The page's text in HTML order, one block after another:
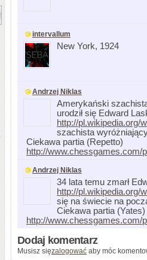
intervallum
New York, 1924
Andrzej Niklas
Amerykański
urodził się Edward
http://pl.wikipedia.org/
szachista
Ciekawa partia (Repetto)
http://www.chessgames.com/
Andrzej Niklas
34 lata temu zmarł
http://pl.wikipedia.org/
się na świecie na
Ciekawa partia (Yates)
http://www.chessgames.com/
Dodaj komentarz
Musisz sięzalogować aby móc